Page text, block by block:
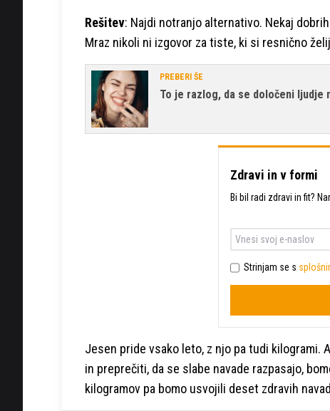
Rešitev: Najdi notranjo alternativo. Nekaj
Mraz nikoli ni izgovor za tiste, ki si resnično
PREBERI ŠE
To je razlog, da se določeni
Zdravi in v formi
Bi bil radi zdravi in fit?
Strinjam se s
Jesen pride vsako leto, z njo pa tudi kilogrami.
in preprečiti, da se slabe navade razpasajo,
kilogramov pa bomo usvojili deset zdravih